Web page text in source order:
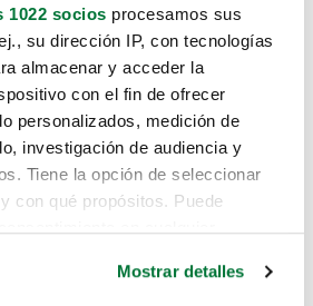
1022 socios procesamos sus
su dirección IP, con tecnologías
almacenar y acceder la
con el fin de ofrecer
personalizados, medición de
investigación de audiencia y
Tiene la opción de seleccionar
con qué propósitos. Puede
Mostrar detalles
no sabemos como
hasta aquí.
el coche que estás
de estos enlaces: